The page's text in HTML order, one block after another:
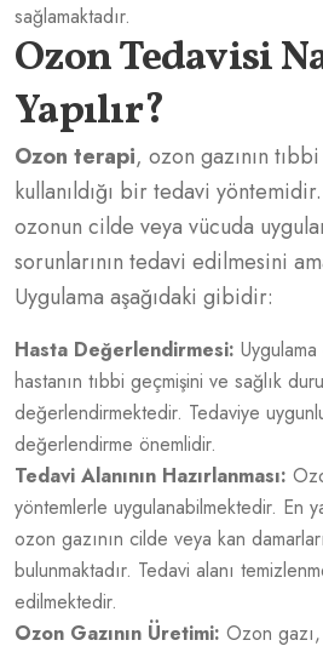
sağlamaktadır.
Ozon Tedavisi
Yapılır?
Ozon terapi, ozon gazının
kullanıldığı bir tedavi
ozonun cilde veya vücuda
sorunlarının tedavi edilmesini
Uygulama aşağıdaki gibidir:
Hasta Değerlendirmesi:
hastanın tıbbi geçmişini ve sağlık
değerlendirmektedir. Tedaviye
değerlendirme önemlidir.
Tedavi Alanının Hazırlanması:
yöntemlerle uygulanabilmektedir. En
ozon gazının cilde veya kan
bulunmaktadır. Tedavi alanı
edilmektedir.
Ozon Gazının Üretimi: Ozon